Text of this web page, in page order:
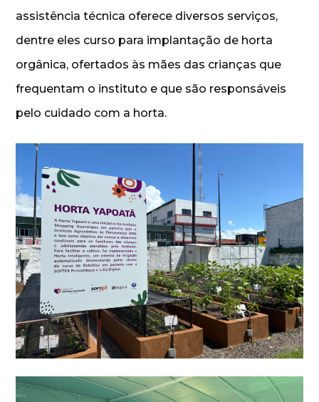
assistência técnica oferece diversos serviços,
dentre eles curso para implantação de horta
orgânica, ofertados às mães das crianças que
frequentam o instituto e que são responsáveis
pelo cuidado com a horta.